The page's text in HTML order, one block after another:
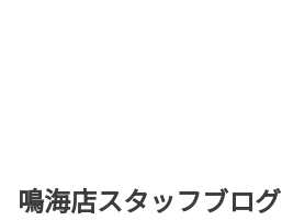
鳴海店スタッフブログ